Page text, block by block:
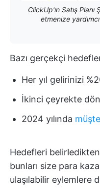
ClickUp'ın Satış Planı
etmenize
Bazı gerçekçi
Her yıl gelirinizi
İkinci çeyrekte
2024 yılında
Hedefleri
bunları size para
ulaşılabilir eylemlere